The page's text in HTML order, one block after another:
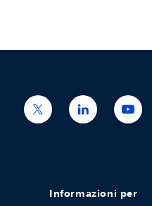
https://x.com/snb_bns
https://
national-
Informazioni per